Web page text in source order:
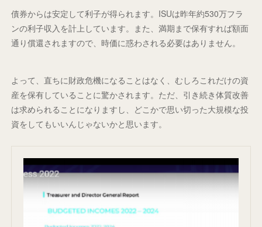
債券からは安定して利子が得られます。ISUは昨年約530万フラ
ンの利子収入を計上しています。また、満期まで保有すれば額面
通り償還されますので、時価に惑わされる必要はありません。
よって、直ちに財政危機になることはなく、むしろこれだけの資
産を保有していることに驚かされます。ただ、引き続き体質改善
は求められることになりますし、どこかで思い切った大規模な投
資をしてもいいんじゃないかと思います。